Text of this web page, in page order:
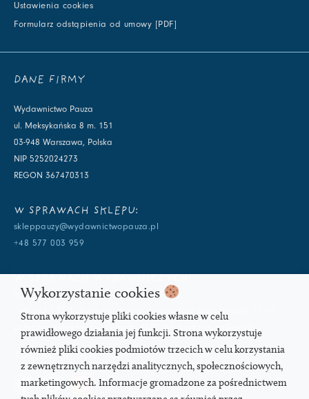
Ustawienia cookies
Formularz odstąpienia od umowy [PDF]
DANE FIRMY
Wydawnictwo Pauza
ul. Meksykańska 8 m. 151
03-948 Warszawa, Polska
NIP 5252024273
REGON 367470313
W SPRAWACH SKLEPU:
skleppauzy@wydawnictwopauza.pl
+48 577 003 959
info@wydawnictwopauza.pl
+48 501 177 119 (czynny w dni powszednie w godzinach 11-15,
proszę o wysłanie wiadomości SMS, gdybym nie odbierała)
SOCIAL MEDIA
Wykorzystanie cookies
Strona wykorzystuje pliki cookies własne w celu
prawidłowego działania jej funkcji. Strona wykorzystuje
również pliki cookies podmiotów trzecich w celu korzystania
z zewnętrznych narzędzi analitycznych, społecznościowych,
marketingowych. Informacje gromadzone za pośrednictwem